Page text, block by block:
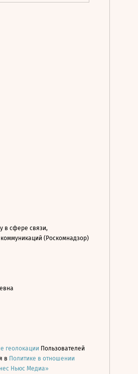
в сфере связи,
(Роскомнадзор)
геолокации Пользователей
в Политике в отношении
Ньюс Медиа»